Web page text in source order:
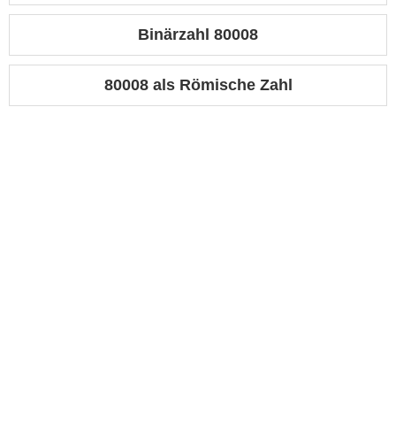
Binärzahl 80008
80008 als Römische Zahl